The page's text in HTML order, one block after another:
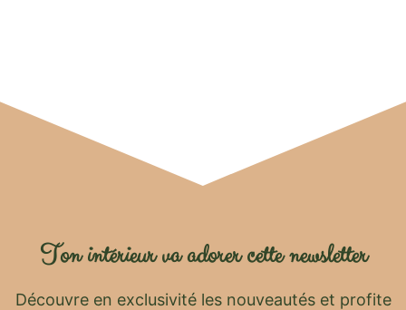
Ton intérieur va adorer cette newsletter
Découvre en exclusivité les nouveautés et profite